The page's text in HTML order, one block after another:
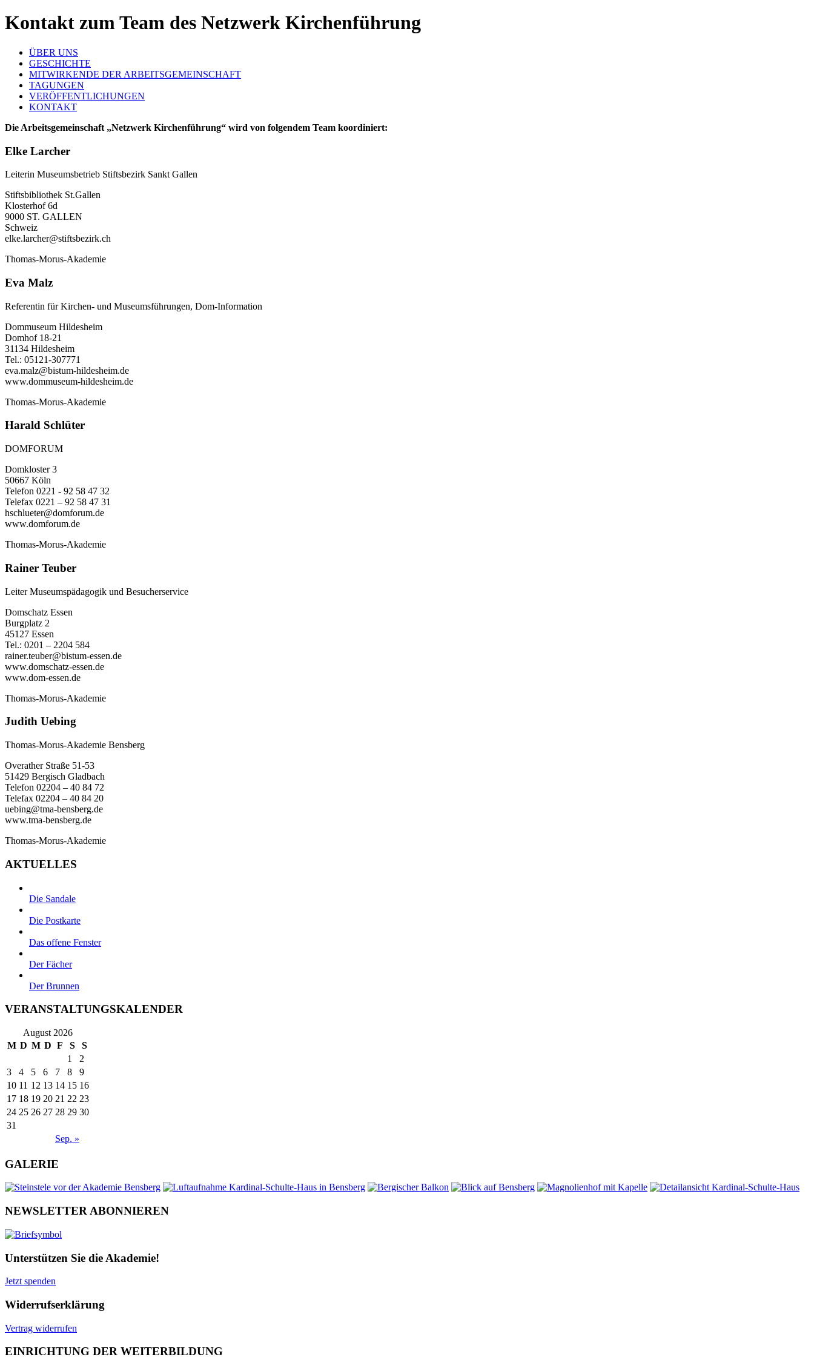
Kontakt zum Team des Netzwerk Kirchenführung
ÜBER UNS
GESCHICHTE
MITWIRKENDE DER ARBEITSGEMEINSCHAFT
TAGUNGEN
VERÖFFENTLICHUNGEN
KONTAKT
Die Arbeitsgemeinschaft „Netzwerk Kirchenführung“ wird von folgendem Team koordiniert:
Elke Larcher
Leiterin Museumsbetrieb Stiftsbezirk Sankt Gallen
Stiftsbibliothek St.Gallen
Klosterhof 6d
9000 ST. GALLEN
Schweiz
elke.larcher@stiftsbezirk.ch
Thomas-Morus-Akademie
Eva Malz
Referentin für Kirchen- und Museumsführungen, Dom-Information
Dommuseum Hildesheim
Domhof 18-21
31134 Hildesheim
Tel.: 05121-307771
eva.malz@bistum-hildesheim.de
www.dommuseum-hildesheim.de
Thomas-Morus-Akademie
Harald Schlüter
DOMFORUM
Domkloster 3
50667 Köln
Telefon 0221 - 92 58 47 32
Telefax 0221 – 92 58 47 31
hschlueter@domforum.de
www.domforum.de
Thomas-Morus-Akademie
Rainer Teuber
Leiter Museumspädagogik und Besucherservice
Domschatz Essen
Burgplatz 2
45127 Essen
Tel.: 0201 – 2204 584
rainer.teuber@bistum-essen.de
www.domschatz-essen.de
www.dom-essen.de
Thomas-Morus-Akademie
Judith Uebing
Thomas-Morus-Akademie Bensberg
Overather Straße 51-53
51429 Bergisch Gladbach
Telefon 02204 – 40 84 72
Telefax 02204 – 40 84 20
uebing@tma-bensberg.de
www.tma-bensberg.de
Thomas-Morus-Akademie
AKTUELLES
Die Sandale
Die Postkarte
Das offene Fenster
Der Fächer
Der Brunnen
VERANSTALTUNGSKALENDER
August 2026
M D M D F S S
Sep. »
1
2
3
4 5 6 7 8
9
10 11 12 13 14 15 16
17 18 19 20 21 22 23
24 25 26 27 28 29 30
31
GALERIE
NEWSLETTER ABONNIEREN
Unterstützen Sie die Akademie!
Jetzt spenden
Widerrufserklärung
Vertrag widerrufen
EINRICHTUNG DER WEITERBILDUNG